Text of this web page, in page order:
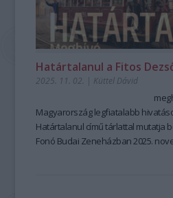
Határtalanul a Fitos
2025. 11. 02. | Küttel Dávid
Magyarország legfiatalabb
Határtalanul című tárlattal mutatja
Fonó Budai Zeneházban2025.